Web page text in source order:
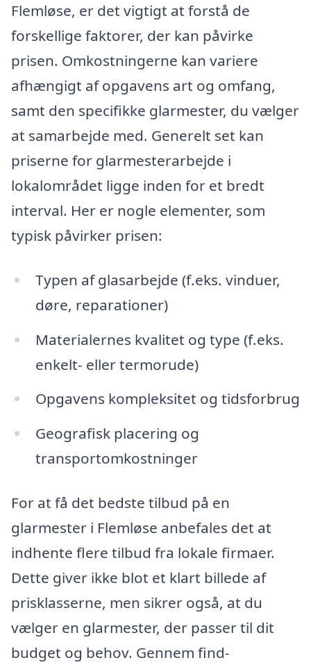
Flemløse, er det vigtigt at forstå de
forskellige faktorer, der kan påvirke
prisen. Omkostningerne kan variere
afhængigt af opgavens art og omfang,
samt den specifikke glarmester, du vælger
at samarbejde med. Generelt set kan
priserne for glarmesterarbejde i
lokalområdet ligge inden for et bredt
interval. Her er nogle elementer, som
typisk påvirker prisen:
Typen af glasarbejde (f.eks. vinduer,
døre, reparationer)
Materialernes kvalitet og type (f.eks.
enkelt- eller termorude)
Opgavens kompleksitet og tidsforbrug
Geografisk placering og
transportomkostninger
For at få det bedste tilbud på en
glarmester i Flemløse anbefales det at
indhente flere tilbud fra lokale firmaer.
Dette giver ikke blot et klart billede af
prisklasserne, men sikrer også, at du
vælger en glarmester, der passer til dit
budget og behov. Gennem find-